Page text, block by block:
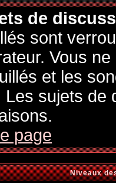
de
sont
Vous
et les
Les sujets
page
Niveaux